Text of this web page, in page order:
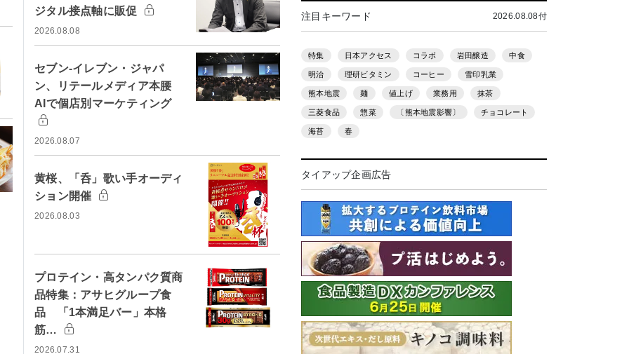
ジタル接点軸に販促
2026.08.08
セブン-イレブン・ジャパ
ン、リテールメディア本腰
AIで個店別マーケティング
2026.08.07
黄桜、「呑」歌い手オーディ
ション開催
2026.08.03
プロテイン・高タンパク質商
品特集：アサヒグループ食
品 「1本満足バー」本格
筋…
2026.07.31
注目キーワード 2026.08.08付
特集 日本アクセス コラボ 岩田醸造 中食
明治 理研ビタミン コーヒー 雪印乳業
熊本地震 麺 値上げ 業務用 抹茶
三菱食品 惣菜 〔熊本地震影響〕 チョコレート
海苔 春
タイアップ企画広告